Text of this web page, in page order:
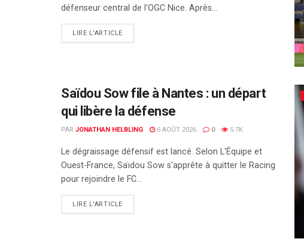
défenseur central de l'OGC Nice. Après...
LIRE L'ARTICLEDETAILS
Saïdou Sow file à Nantes : un départ
qui libère la défense
PAR JONATHAN HELBLING 6 AOÛT 2026 0 5.7K
Le dégraissage défensif est lancé. Selon L'Équipe et
Ouest-France, Saïdou Sow s'apprête à quitter le Racing
pour rejoindre le FC...
LIRE L'ARTICLEDETAILS